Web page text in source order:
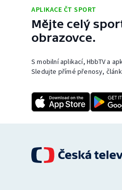
APLIKACE ČT SPORT
Mějte celý
obrazovce.
S mobilní aplikací, HbbTV a
Sledujte přímé přenosy,